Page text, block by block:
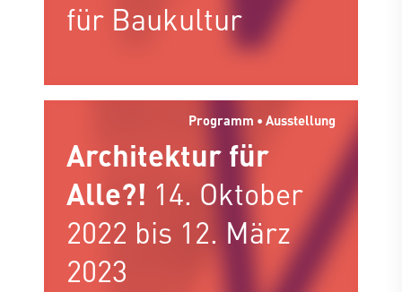
für Baukultur
Programm • Ausstellung
Architektur für
Alle?! 14. Oktober
2022 bis 12. März
2023